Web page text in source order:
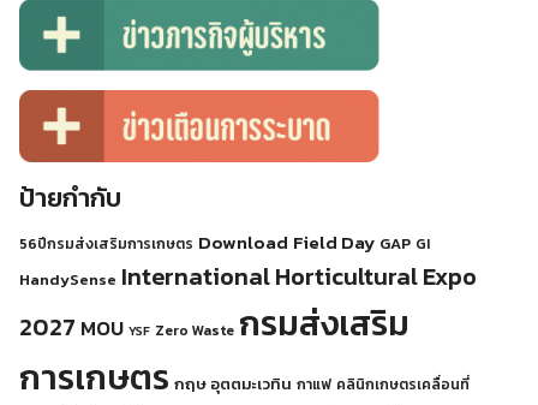
ป้ายกำกับ
56ปีกรมส่งเสริมการเกษตร Download Field Day GAP GI
HandySense International Horticultural Expo
2027 MOU YSF Zero Waste กรมส่งเสริม
การเกษตร กฤษ อุตตมะเวทิน กาแฟ คลินิกเกษตรเคลื่อนที่